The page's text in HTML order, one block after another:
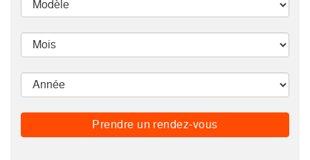
Prendre un rendez-vous